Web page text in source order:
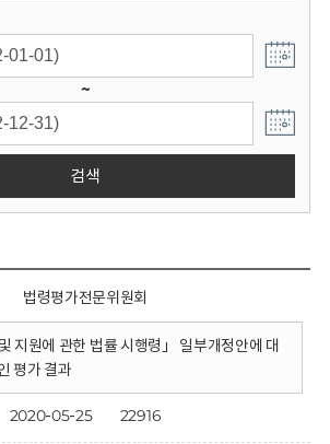
~
검색
법령평가전문위원회
지원에 관한 법률 시행령」 일부개정안에 대
평가 결과
2020-05-25 22916